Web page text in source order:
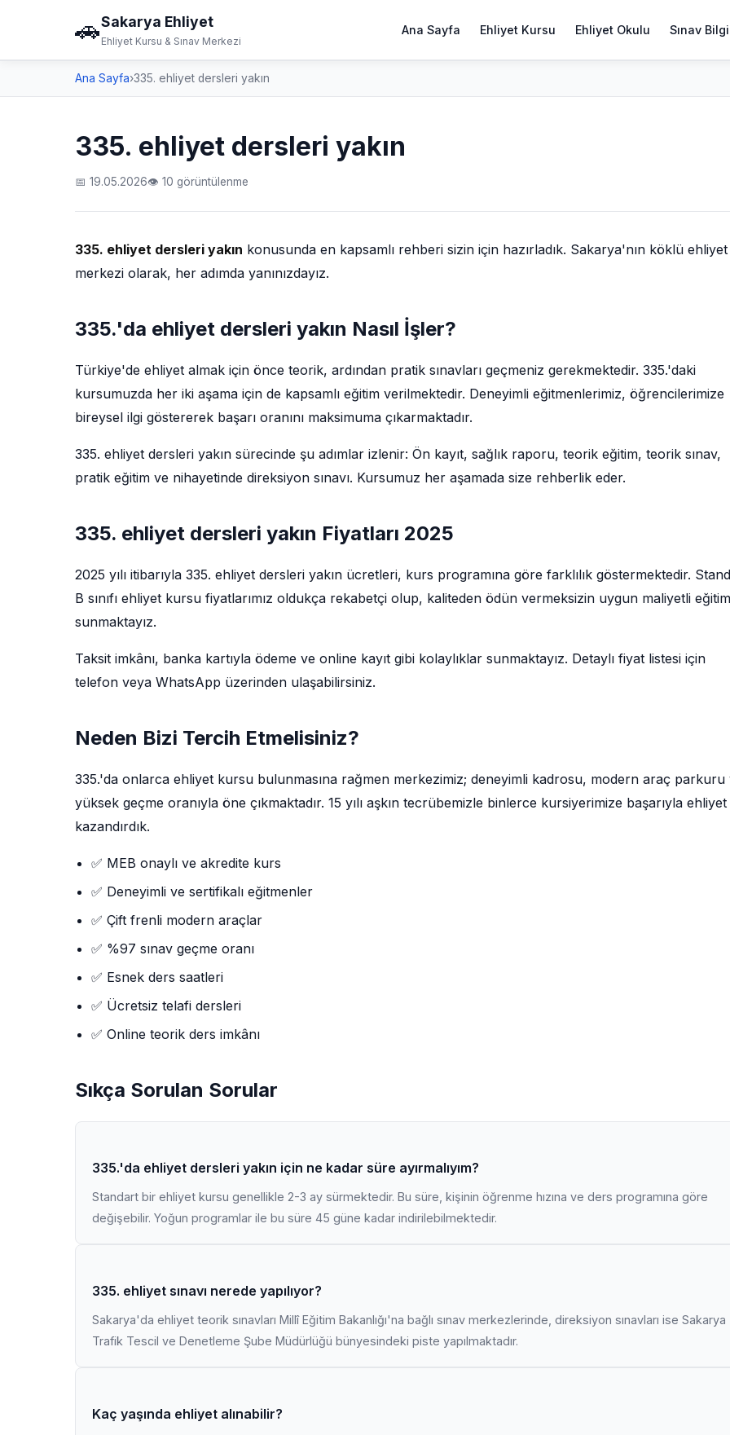
🚗Sakarya Ehliyet
Ehliyet Kursu & Sınav Merkezi
Ana Sayfa Ehliyet Kursu Ehliyet Okulu Sınav
Ana Sayfa›335. ehliyet dersleri yakın
335. ehliyet dersleri yakın
📅 19.05.2026👁 10 görüntülenme
335. ehliyet dersleri yakın konusunda en kapsamlı rehberi sizin için hazırladık. Sakarya'nın köklü ehliyet
merkezi olarak, her adımda yanınızdayız.
335.'da ehliyet dersleri yakın Nasıl İşler?
Türkiye'de ehliyet almak için önce teorik, ardından pratik sınavları geçmeniz gerekmektedir. 335.'daki
kursumuzda her iki aşama için de kapsamlı eğitim verilmektedir. Deneyimli eğitmenlerimiz, öğrencilerimize
bireysel ilgi göstererek başarı oranını maksimuma çıkarmaktadır.
335. ehliyet dersleri yakın sürecinde şu adımlar izlenir: Ön kayıt, sağlık raporu, teorik eğitim, teorik sınav,
pratik eğitim ve nihayetinde direksiyon sınavı. Kursumuz her aşamada size rehberlik eder.
335. ehliyet dersleri yakın Fiyatları 2025
2025 yılı itibarıyla 335. ehliyet dersleri yakın ücretleri, kurs programına göre farklılık göstermektedir.
B sınıfı ehliyet kursu fiyatlarımız oldukça rekabetçi olup, kaliteden ödün vermeksizin uygun maliyetli eğitim
sunmaktayız.
Taksit imkânı, banka kartıyla ödeme ve online kayıt gibi kolaylıklar sunmaktayız. Detaylı fiyat listesi için
telefon veya WhatsApp üzerinden ulaşabilirsiniz.
Neden Bizi Tercih Etmelisiniz?
335.'da onlarca ehliyet kursu bulunmasına rağmen merkezimiz; deneyimli kadrosu, modern araç parkuru
yüksek geçme oranıyla öne çıkmaktadır. 15 yılı aşkın tecrübemizle binlerce kursiyerimize başarıyla ehliyet
kazandırdık.
✅ MEB onaylı ve akredite kurs
✅ Deneyimli ve sertifikalı eğitmenler
✅ Çift frenli modern araçlar
✅ %97 sınav geçme oranı
✅ Esnek ders saatleri
✅ Ücretsiz telafi dersleri
✅ Online teorik ders imkânı
Sıkça Sorulan Sorular
335.'da ehliyet dersleri yakın için ne kadar süre ayırmalıyım?
Standart bir ehliyet kursu genellikle 2-3 ay sürmektedir. Bu süre, kişinin öğrenme hızına ve ders programına göre
değişebilir. Yoğun programlar ile bu süre 45 güne kadar indirilebilmektedir.
335. ehliyet sınavı nerede yapılıyor?
Sakarya'da ehliyet teorik sınavları Millî Eğitim Bakanlığı'na bağlı sınav merkezlerinde, direksiyon sınavları ise Sakarya
Trafik Tescil ve Denetleme Şube Müdürlüğü bünyesindeki piste yapılmaktadır.
Kaç yaşında ehliyet alınabilir?